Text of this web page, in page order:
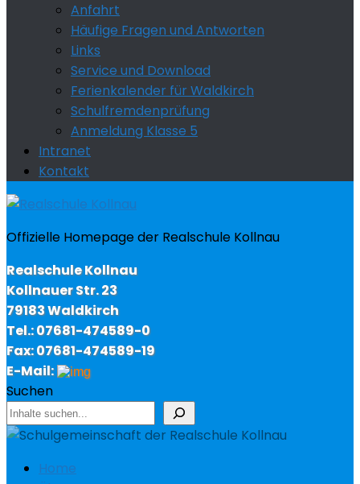
Anfahrt
Häufige Fragen und Antworten
Links
Service und Download
Ferienkalender für Waldkirch
Schulfremdenprüfung
Anmeldung Klasse 5
Intranet
Kontakt
Offizielle Homepage der Realschule Kollnau
Realschule Kollnau
Kollnauer Str. 23
79183 Waldkirch
Tel.: 07681-474589-0
Fax: 07681-474589-19
E-Mail:
Suchen
Home